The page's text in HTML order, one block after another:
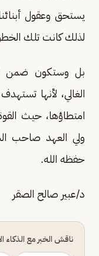
يستحق وعقول
لذلك كانت تلك
بل وستكون ضمن
الغالي، لأنها
امتطاؤها، حيث
ولي العهد صاحب
حفظه الله.
د/عبير صالح الصقر
ناقش الخبر مع الذكاء